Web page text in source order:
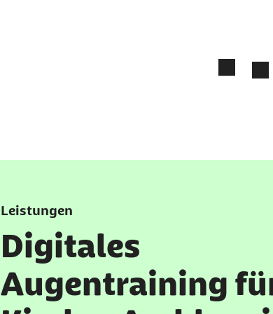
Leistungen
Digitales
Augentraining